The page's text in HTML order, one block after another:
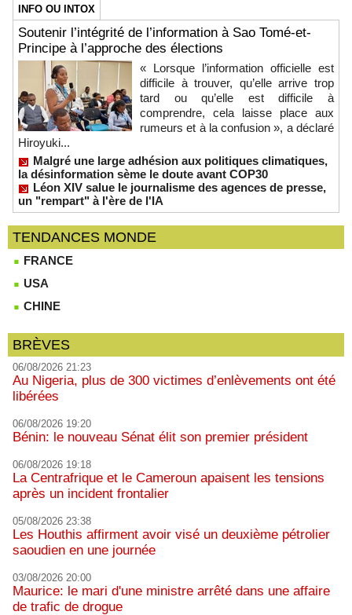
INFO OU INTOX
Soutenir l’intégrité de l’information à Sao Tomé-et-
Principe à l’approche des élections
« Lorsque l’information officielle est
difficile à trouver, qu’elle arrive trop
tard ou qu’elle est difficile à
comprendre, cela laisse place aux
rumeurs et à la confusion », a déclaré
Hiroyuki...
Malgré une large adhésion aux politiques climatiques,
la désinformation sème le doute avant COP30
Léon XIV salue le journalisme des agences de presse,
un "rempart" à l'ère de l'IA
TENDANCES MONDE
FRANCE
USA
CHINE
BRÈVES
06/08/2026 21:23
Au Nigeria, plus de 300 victimes d’enlèvements ont été
libérées
06/08/2026 19:20
Bénin: le nouveau Sénat élit son premier président
06/08/2026 19:18
La Centrafrique et le Cameroun apaisent les tensions
après un incident frontalier
05/08/2026 23:38
Les Houthis affirment avoir visé un deuxième pétrolier
saoudien en une journée
03/08/2026 20:00
Maurice: le mari d'une ministre arrêté dans une affaire
de trafic de drogue